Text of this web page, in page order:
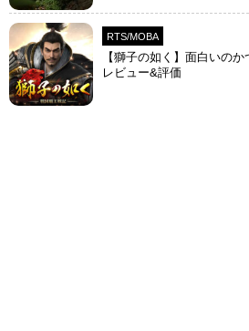
RTS/MOBA
【獅子の如く】面白いの
レビュー&評価